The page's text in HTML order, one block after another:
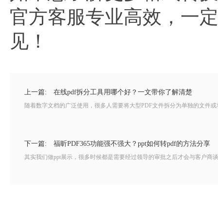
官方客服专业高效，一
见！
上一篇: 在线pdf拆分工具用哪个好？一文带你了解清楚
随着数字文档的广泛使用，很多人需要将大型PDF文件拆分为单独的文件
下一篇: 福昕PDF365功能强不强大？ppt如何转pdf的方法分享
其实我们做ppt展示，很多时候都是需要经过领导的审批之后才会与客户商